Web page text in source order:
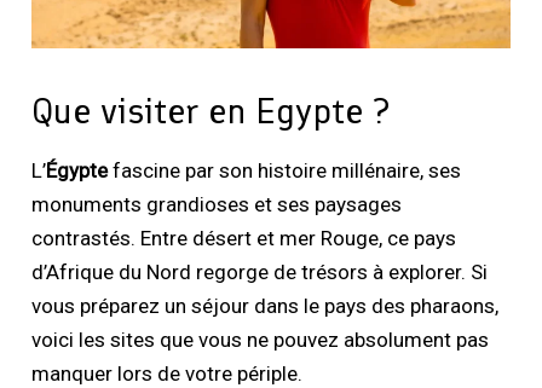
Que visiter en Egypte ?
L’Égyptefascine par son histoire millénaire, ses
monuments grandioses et ses paysages
contrastés. Entre désert et mer Rouge, ce pays
d’Afrique du Nord regorge de trésors à explorer. Si
vous préparez un séjour dans le pays des pharaons,
voici les sites que vous ne pouvez absolument pas
manquer lors de votre périple.